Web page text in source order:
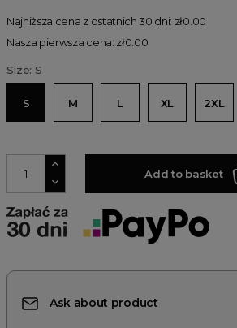
Najniższa cena z ostatnich 30 dni: zł0.00
Nasza pierwsza cena: zł0.00
Size: S
S M L XL 2XL
Add to basket
Ask about product